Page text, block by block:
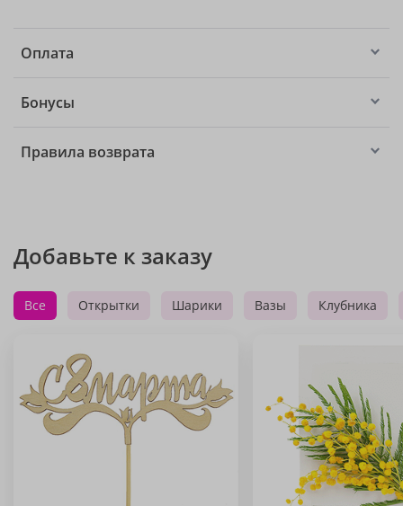
Оплата
Бонусы
Правила возврата
Добавьте к заказу
Все Открытки Шарики Вазы Клубника